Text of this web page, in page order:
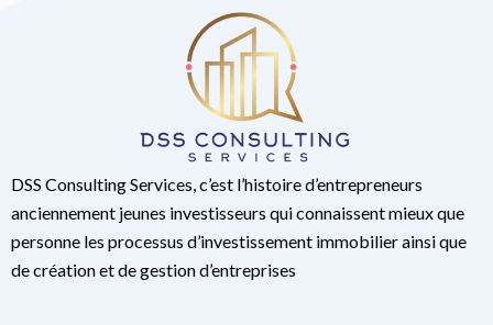
DSS Consulting Services, c’est l’histoire d’entrepreneurs
anciennement jeunes investisseurs qui connaissent mieux que
personne les processus d’investissement immobilier ainsi que
de création et de gestion d’entreprises